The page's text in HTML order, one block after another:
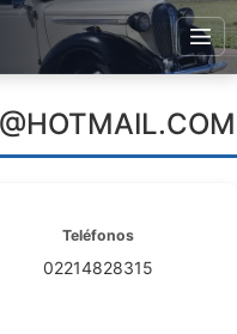
Teléfonos
02214828315